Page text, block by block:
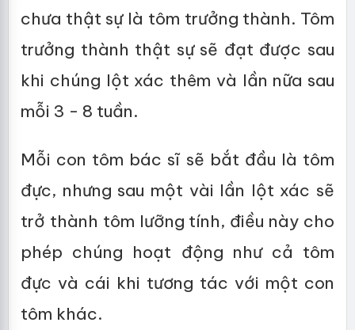
chưa thật sự là tôm trưởng thành. Tôm
trưởng thành thật sự sẽ đạt được sau
khi chúng lột xác thêm và lần nữa sau
mỗi 3 - 8 tuần.
Mỗi con tôm bác sĩ sẽ bắt đầu là tôm
đực, nhưng sau một vài lần lột xác sẽ
trở thành tôm lưỡng tính, điều này cho
phép chúng hoạt động như cả tôm
đực và cái khi tương tác với một con
tôm khác.